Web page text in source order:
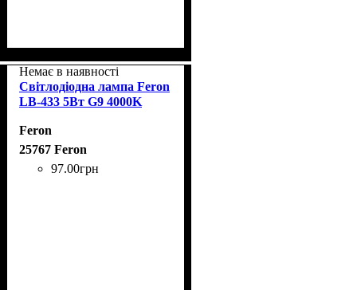
Немає в наявності
Світлодіодна лампа Feron
LB-433 5Вт G9 4000K
Feron
25767 Feron
97.00грн